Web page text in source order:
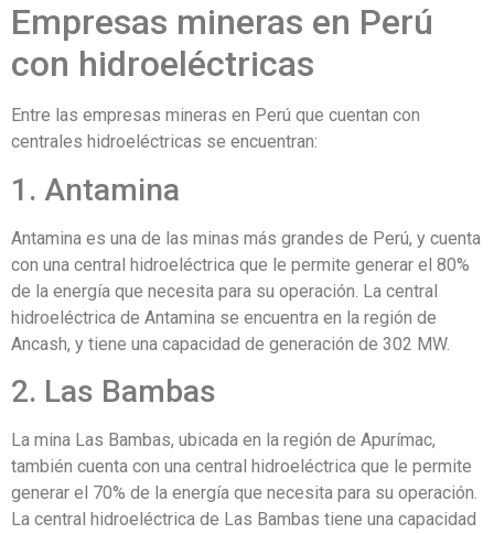
Empresas mineras en Perú
con hidroeléctricas
Entre las empresas mineras en Perú que cuentan con
centrales hidroeléctricas se encuentran:
1. Antamina
Antamina es una de las minas más grandes de Perú, y cuenta
con una central hidroeléctrica que le permite generar el 80%
de la energía que necesita para su operación. La central
hidroeléctrica de Antamina se encuentra en la región de
Ancash, y tiene una capacidad de generación de 302 MW.
2. Las Bambas
La mina Las Bambas, ubicada en la región de Apurímac,
también cuenta con una central hidroeléctrica que le permite
generar el 70% de la energía que necesita para su operación.
La central hidroeléctrica de Las Bambas tiene una capacidad